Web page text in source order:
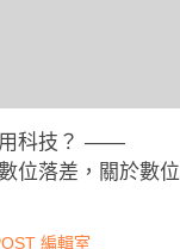
用科技？ ——
位落差，關於數位
編輯室